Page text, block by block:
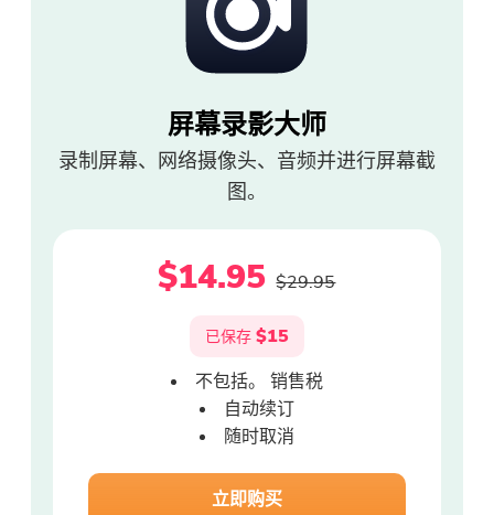
屏幕录影大师
录制屏幕、网络摄像头、音频并进行屏幕截
图。
$14.95 $29.95
已保存 $15
不包括。 销售税
自动续订
随时取消
立即购买